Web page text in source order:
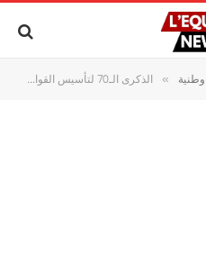
» الذكرى الـ70 لتأسيس القوات المسلحة الملكية: مسار تحديث شامل ودور محوري في الأمن والتنمية